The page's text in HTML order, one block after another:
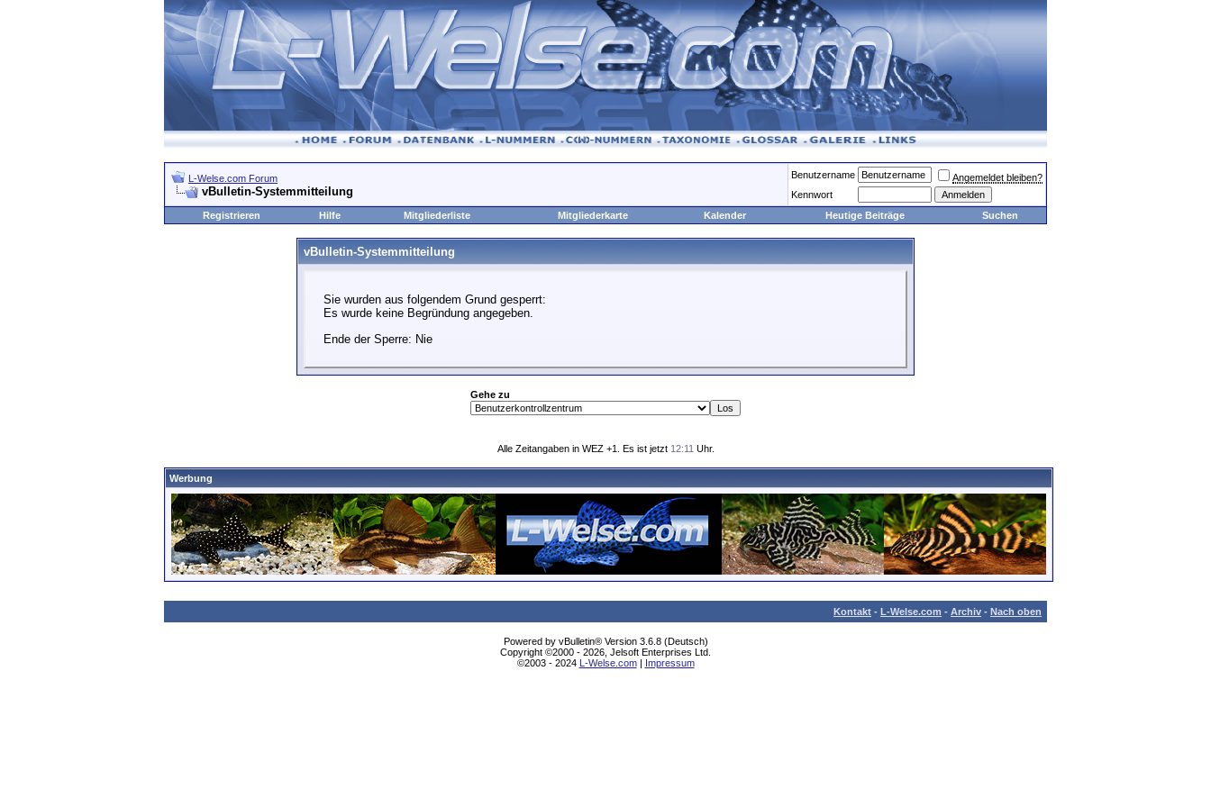
L-Welse.com Forum
vBulletin-Systemmitteilung
Benutzername
Angemeldet bleiben?
Kennwort
Registrieren
Hilfe Mitgliederliste Mitgliederkarte Kalender Heutige Beiträge Suchen
vBulletin-Systemmitteilung
Sie wurden aus folgendem Grund gesperrt:
Es wurde keine Begründung angegeben.
Ende der Sperre: Nie
Gehe zu
Alle Zeitangaben in WEZ +1. Es ist jetzt 12:11 Uhr.
Werbung
Kontakt - L-Welse.com - Archiv - Nach oben
Powered by vBulletin® Version 3.6.8 (Deutsch)
Copyright ©2000 - 2026, Jelsoft Enterprises Ltd.
©2003 - 2024 L-Welse.com| Impressum